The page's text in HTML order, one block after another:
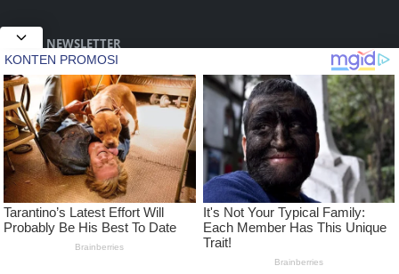
NEWSLETTER
Tetap terhubung untuk mendapatkan berita
terbaru dan pembaruan penting dari kami.
2020 Merdeka Jaya Pos.